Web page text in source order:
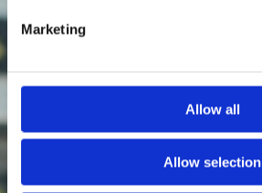
Marketing
Allow all
Allow selection